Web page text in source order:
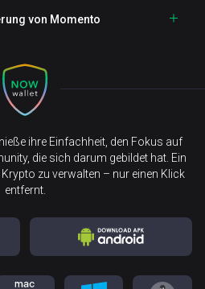
von Momento
ihre Einfachheit, den Fokus auf
die sich darum gebildet hat. Ein
zu verwalten – nur einen Klick
entfernt.